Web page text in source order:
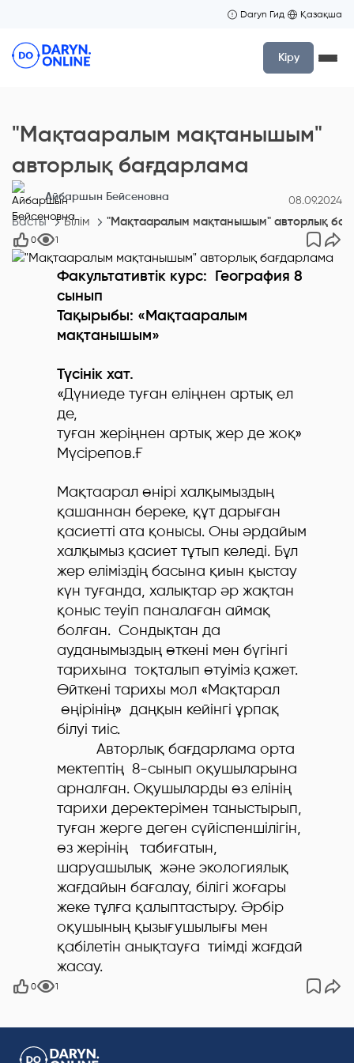
Daryn Гид Қазақша
Кіру
"Мақтааралым мақтанышым"
авторлық бағдарлама
Айбаршын Бейсеновна 08.09.2024
Басты Білім "Мақтааралым мақтанышым" авторлық
0 1
Факультативтік курс: География 8
сынып
Тақырыбы: «Мақтааралым
мақтанышым»
Түсінік хат.
«Дүниеде туған еліңнен артық ел
де,
туған жеріңнен артық жер де жоқ»
Мүсірепов.Ғ
Мақтаарал өнірі халқымыздың
қашаннан береке, құт дарыған
қасиетті ата қонысы. Оны әрдайым
халқымыз қасиет тұтып келеді. Бұл
жер еліміздің басына қиын қыстау
күн туғанда, халықтар әр жақтан
қоныс теуіп паналаған аймақ
болған. Сондықтан да
ауданымыздың өткені мен бүгінгі
тарихына тоқталып өтуіміз қажет.
Өйткені тарихы мол «Мақтарал
өңірінің» даңқын кейінгі ұрпақ
білуі тиіс.
Авторлық бағдарлама орта
мектептің 8-сынып оқушыларына
арналған. Оқушыларды өз елінің
тарихи деректерімен таныстырып,
туған жерге деген сүйіспеншілігін,
өз жерінің табиғатын,
шаруашылық және экологиялық
жағдайын бағалау, білігі жоғары
жеке тұлға қалыптастыру. Әрбір
оқушының қызығушылығы мен
қабілетін анықтауға тиімді жағдай
жасау.
0 1